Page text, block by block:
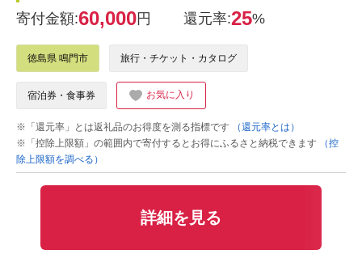
寄付金額:60,000円 還元率:25%
徳島県 鳴門市 旅行・チケット・カタログ
宿泊券・食事券 お気に入り
※「還元率」とは返礼品のお得度を測る指標です
（還元率とは）
※「控除上限額」の範囲内で寄付するとお得にふるさと納税できます
（控
除上限額を調べる）
詳細を見る